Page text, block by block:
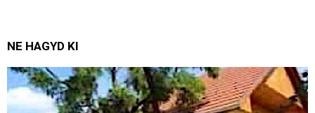
NE HAGYD KI